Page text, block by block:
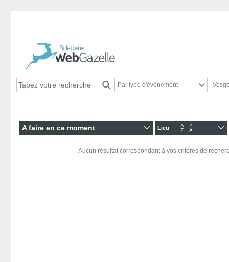
Par type d'évènement
A faire en ce moment A
Z
Z
A
Lieu
Aucun résultat correspondant à vos critères de